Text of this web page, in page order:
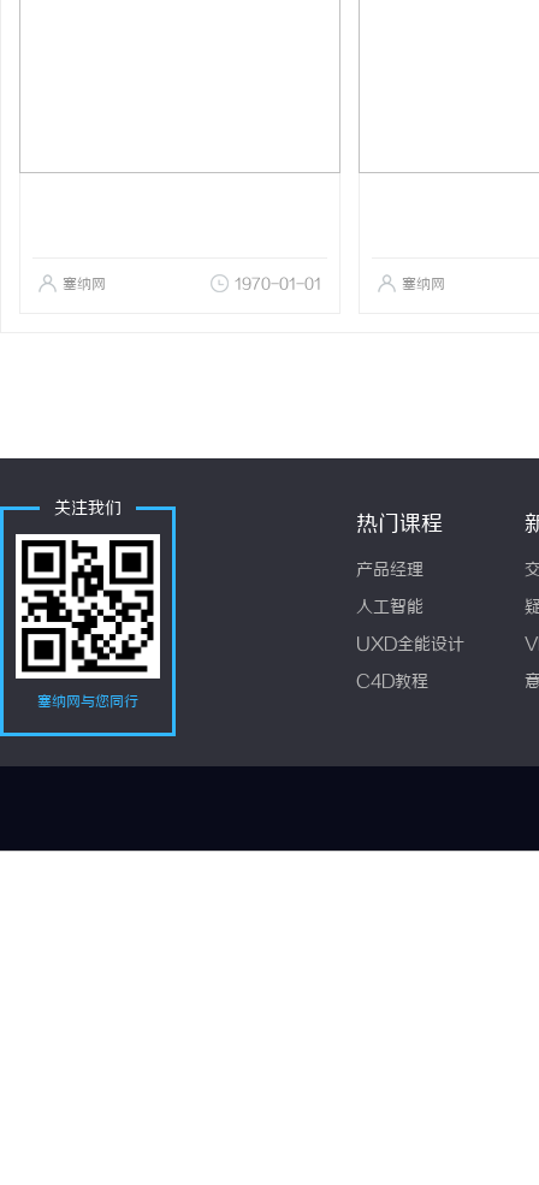
塞纳网 1970-01-01 塞纳网
关注我们
塞纳网与您同行
热门课程
产品经理
人工智能
UXD全能设计
C4D教程